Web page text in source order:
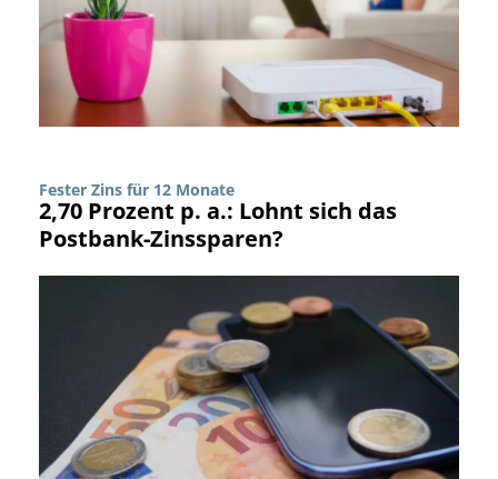
Fester Zins für 12 Monate
2,70 Prozent p. a.: Lohnt sich das
Postbank-Zinssparen?